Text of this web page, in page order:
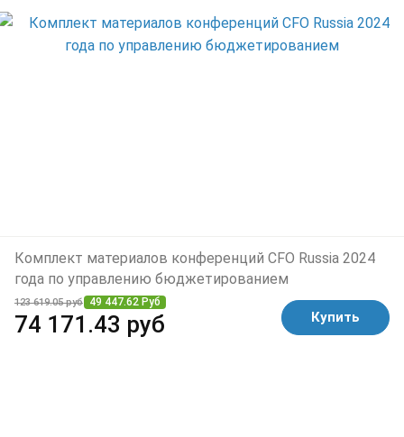
Комплект материалов конференций CFO Russia 2024
года по управлению бюджетированием
123 619.05 руб 49 447.62 Руб
74 171.43 руб Купить